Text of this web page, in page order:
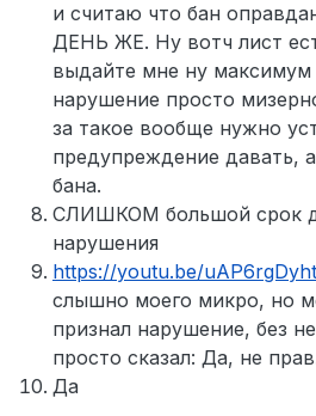
и считаю что бан
ДЕНЬ ЖЕ. Ну вотч лист
выдайте мне ну максимум
нарушение просто
за такое вообще нужно
предупреждение давать,
бана.
СЛИШКОМ большой срок
нарушения
https://youtu.be/
слышно моего микро, но
признал нарушение, без
просто сказал: Да, не
Да